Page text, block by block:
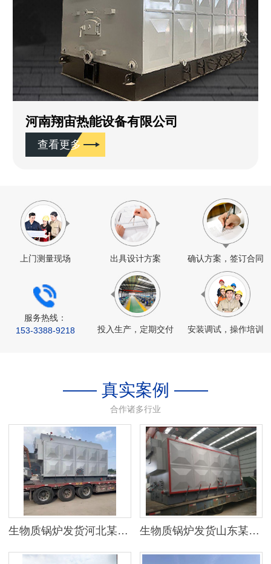
河南翔宙热能设备有限公司
查看更多
上门测量现场 出具设计方案 确认方案，签订合同
安装调试，操作培训
投入生产，定期交付
服务热线：
153-3388-9218
—— 真实案例 ——
合作诸多行业
生物质锅炉发货河北某地区 生物质锅炉发货山东某公司